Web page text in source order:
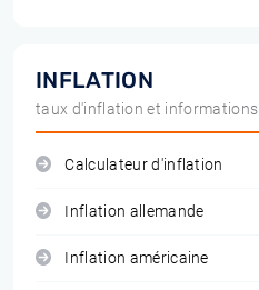
INFLATION
taux d'inflation et informations
Calculateur d'inflation
Inflation allemande
Inflation américaine